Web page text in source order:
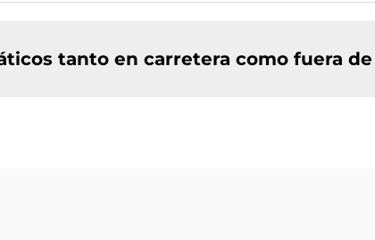
tanto en carretera como fuera de